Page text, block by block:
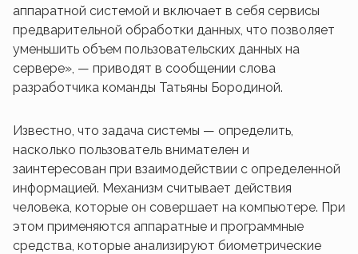
аппаратной системой и включает в себя сервисы
предварительной обработки данных, что позволяет
уменьшить объем пользовательских данных на
сервере», — приводят в сообщении слова
разработчика команды Татьяны Бородиной.
Известно, что задача системы — определить,
насколько пользователь внимателен и
заинтересован при взаимодействии с определенной
информацией. Механизм считывает действия
человека, которые он совершает на компьютере. При
этом применяются аппаратные и программные
средства, которые анализируют биометрические